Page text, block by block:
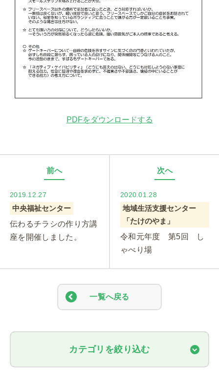
PDFをダウンロードする
前へ
2019.12.27
中央福祉センター
伝わるチラシの作り方講
座を開催しました。
次へ
2020.01.28
地域生活支援センター
「たけのやま」
令和元年度 第5回 し
ゃべり場
一覧へ戻る
カテゴリを絞り込む